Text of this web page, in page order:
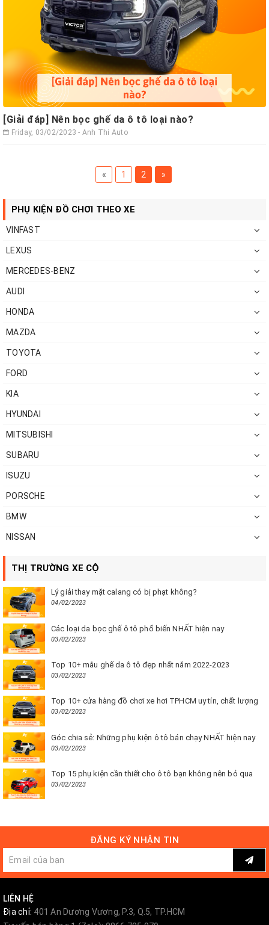
[Giải đáp] Nên bọc ghế da ô tô loại nào?
Friday, 03/02/2023 - Anh Thi Auto
« 1 2 »
PHỤ KIỆN ĐỒ CHƠI THEO XE
VINFAST
LEXUS
MERCEDES-BENZ
AUDI
HONDA
MAZDA
TOYOTA
FORD
KIA
HYUNDAI
MITSUBISHI
SUBARU
ISUZU
PORSCHE
BMW
NISSAN
THỊ TRƯỜNG XE CỘ
Lý giải thay mặt calang có bị phạt không?
04/02/2023
Các loại da bọc ghế ô tô phổ biến NHẤT hiện nay
03/02/2023
Top 10+ mẫu ghế da ô tô đẹp nhất năm 2022-2023
03/02/2023
Top 10+ cửa hàng đồ chơi xe hơi TPHCM uy tín, chất lượng
03/02/2023
Góc chia sẻ: Những phụ kiện ô tô bán chạy NHẤT hiện nay
03/02/2023
Top 15 phụ kiện cần thiết cho ô tô bạn không nên bỏ qua
03/02/2023
ĐĂNG KÝ NHẬN TIN
LIÊN HỆ
Địa chỉ: 401 An Dương Vương, P.3, Q.5, TP.HCM